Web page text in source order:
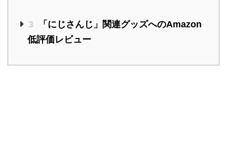
3
「にじさんじ」関連グッズへのAmazon
低評価レビュー